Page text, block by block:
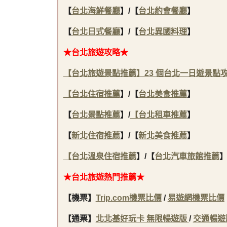
【台北海鮮餐廳】/【台北約會餐廳】
【台北日式餐廳】/【台北異國料理】
★台北旅遊攻略★
【台北旅遊景點推薦】23 個台北一日遊景點
【台北住宿推薦】 /【台北美食推薦】
【台北景點推薦】/【台北租車推薦】
【新北住宿推薦】/【新北美食推薦】
【台北溫泉住宿推薦】/【台北汽車旅館推薦】
★台北旅遊熱門推薦★
【機票】 Trip.com機票比價/易遊網機票比價
【通票】 北北基好玩卡 無限暢遊版 / 交通暢遊